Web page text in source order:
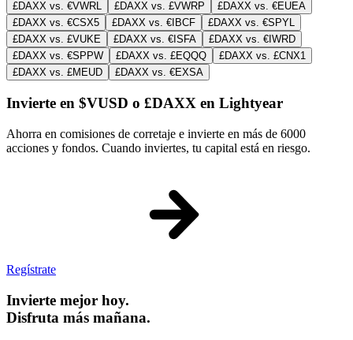
£DAXX vs. €VWRL
£DAXX vs. £VWRP
£DAXX vs. €EUEA
£DAXX vs. €CSX5
£DAXX vs. €IBCF
£DAXX vs. €SPYL
£DAXX vs. £VUKE
£DAXX vs. €ISFA
£DAXX vs. €IWRD
£DAXX vs. €SPPW
£DAXX vs. £EQQQ
£DAXX vs. £CNX1
£DAXX vs. £MEUD
£DAXX vs. €EXSA
Invierte en $VUSD o £DAXX en Lightyear
Ahorra en comisiones de corretaje e invierte en más de 6000
acciones y fondos. Cuando inviertes, tu capital está en riesgo.
Regístrate
Invierte mejor hoy.
Disfruta más mañana.